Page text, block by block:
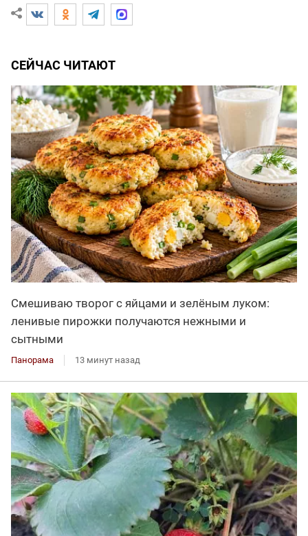
СЕЙЧАС ЧИТАЮТ
Смешиваю творог с яйцами и зелёным луком:
ленивые пирожки получаются нежными и
сытными
Панорама 13 минут назад